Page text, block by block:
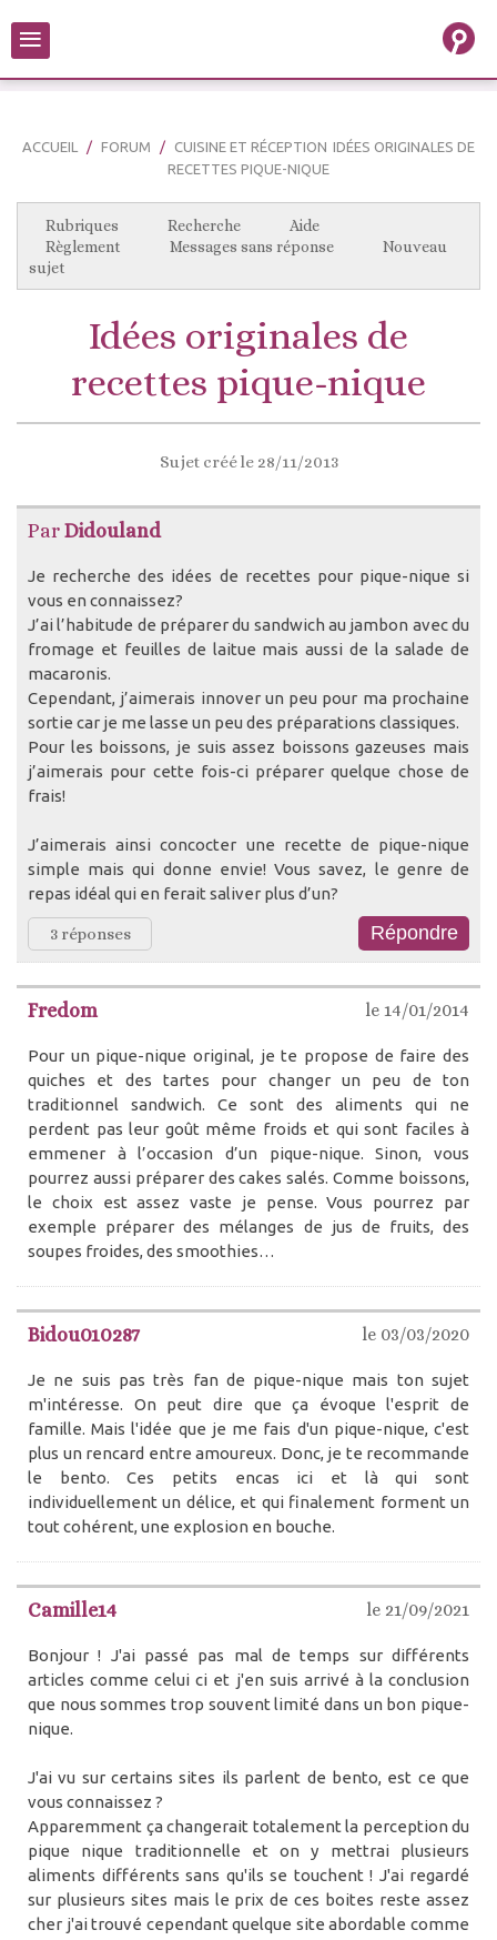
≡
ACCUEIL FORUM CUISINE ET RÉCEPTION IDÉES ORIGINALES DE
RECETTES PIQUE-NIQUE
Rubriques Recherche
Aide
Règlement
Messages sans réponse
Nouveau
sujet
Idées originales de
recettes pique-nique
Sujet créé le 28/11/2013
Par Didouland
Je recherche des idées de recettes pour pique-nique si
vous en connaissez?
J’ai l’habitude de préparer du sandwich au jambon avec du
fromage et feuilles de laitue mais aussi de la salade de
macaronis.
Cependant, j’aimerais innover un peu pour ma prochaine
sortie car je me lasse un peu des préparations classiques.
Pour les boissons, je suis assez boissons gazeuses mais
j’aimerais pour cette fois-ci préparer quelque chose de
frais!
J’aimerais ainsi concocter une recette de pique-nique
simple mais qui donne envie! Vous savez, le genre de
repas idéal qui en ferait saliver plus d’un?
3 réponses
Fredom le 14/01/2014
Pour un pique-nique original, je te propose de faire des
quiches et des tartes pour changer un peu de ton
traditionnel sandwich. Ce sont des aliments qui ne
perdent pas leur goût même froids et qui sont faciles à
emmener à l’occasion d’un pique-nique. Sinon, vous
pourrez aussi préparer des cakes salés. Comme boissons,
le choix est assez vaste je pense. Vous pourrez par
exemple préparer des mélanges de jus de fruits, des
soupes froides, des smoothies…
Bidou010287 le 03/03/2020
Je ne suis pas très fan de pique-nique mais ton sujet
m'intéresse. On peut dire que ça évoque l'esprit de
famille. Mais l'idée que je me fais d'un pique-nique, c'est
plus un rencard entre amoureux. Donc, je te recommande
le bento. Ces petits encas ici et là qui sont
individuellement un délice, et qui finalement forment un
tout cohérent, une explosion en bouche.
Camille14 le 21/09/2021
Bonjour ! J'ai passé pas mal de temps sur différents
articles comme celui ci et j'en suis arrivé à la conclusion
que nous sommes trop souvent limité dans un bon pique-
nique.
J'ai vu sur certains sites ils parlent de bento, est ce que
vous connaissez ?
Apparemment ça changerait totalement la perception du
pique nique traditionnelle et on y mettrai plusieurs
aliments différents sans qu'ils se touchent ! J'ai regardé
sur plusieurs sites mais le prix de ces boites reste assez
cher j'ai trouvé cependant quelque site abordable comme